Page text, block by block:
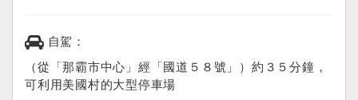
自駕：
（從「那霸市中心」經「國道５８號」）約３５分鐘，
可利用美國村的大型停車場